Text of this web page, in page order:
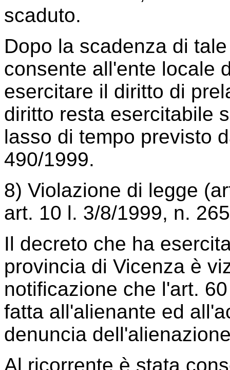
scaduto.
Dopo la scadenza di
consente all'ente locale
esercitare il diritto di
diritto resta esercitabile
lasso di tempo previsto
490/1999.
8) Violazione di legge
art. 10 l. 3/8/1999, n.
Il decreto che ha
provincia di Vicenza è
notificazione che l'art.
fatta all'alienante ed
denuncia
Al ricorrente è stata